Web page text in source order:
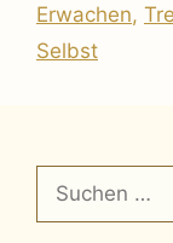
Erwachen,
Selbst
nach: